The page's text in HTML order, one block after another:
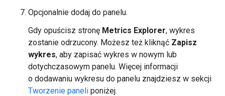
Opcjonalnie dodaj do panelu.
Gdy opuścisz stronę Metrics Explorer, wykres
zostanie odrzucony. Możesz też kliknąć Zapisz
wykres, aby zapisać wykres w nowym lub
dotychczasowym panelu. Więcej informacji
o dodawaniu wykresu do panelu znajdziesz w sekcji
Tworzenie paneli poniżej.